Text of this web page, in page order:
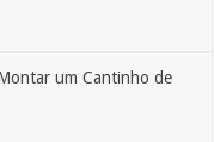
um Cantinho de